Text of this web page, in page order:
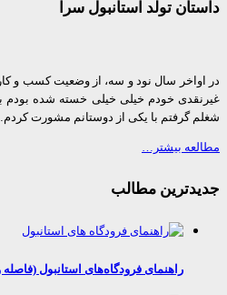
تولد استانبول سرا
سال نود و سه، از وضعیت کسب و کار،
خودم خیلی خیلی خسته شده بودم
گرفتم با یکی از دوستانم مشورت کردم…
بیشتر…
مطالب
راهنمای فرودگاه‌های استانبول (فاصله و